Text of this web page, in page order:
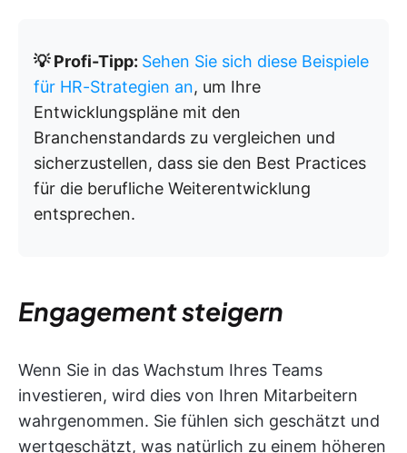
💡 Profi-Tipp: Sehen Sie sich diese Beispiele
für HR-Strategien an, um Ihre
Entwicklungspläne mit den
Branchenstandards zu vergleichen und
sicherzustellen, dass sie den Best Practices
für die berufliche Weiterentwicklung
entsprechen.
Engagement steigern
Wenn Sie in das Wachstum Ihres Teams
investieren, wird dies von Ihren Mitarbeitern
wahrgenommen. Sie fühlen sich geschätzt und
wertgeschätzt, was natürlich zu einem höheren